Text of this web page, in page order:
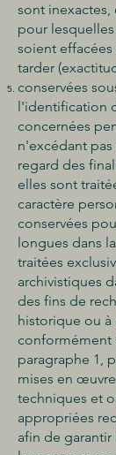
sont inexactes,
pour
soient effacées
tarder
conservées
l'identification
concernées
n'excédant pas
regard des
elles sont
caractère
conservées
longues dans
traitées
archivistiques
des fins de
historique ou à
conformément
paragraphe 1,
mises en
techniques et
appropriées
afin de